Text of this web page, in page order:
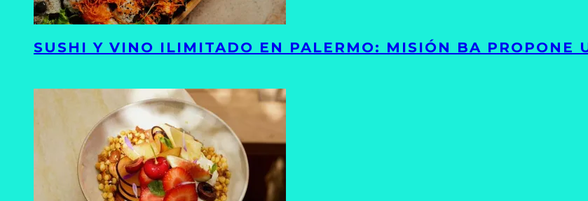
SUSHI Y VINO ILIMITADO EN PALERMO: MISIÓN BA PROPONE